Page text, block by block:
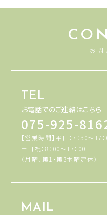
お問
TEL
お電話でのご連絡はこちら
075-925-
【営業時間】平日：7：30～17
土日祝：8：00～17：00
（月曜、第1・第3木曜定休）
MAIL